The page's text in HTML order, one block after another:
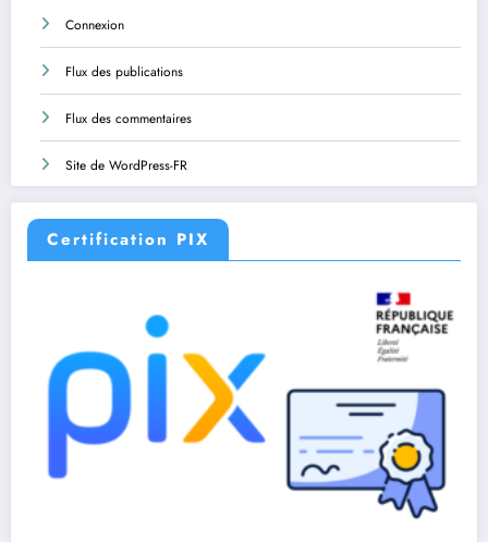
Connexion
Flux des publications
Flux des commentaires
Site de WordPress-FR
Certification PIX